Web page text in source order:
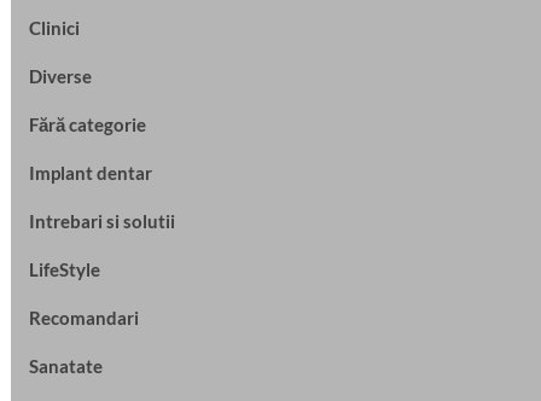
Clinici
Diverse
Fără categorie
Implant dentar
Intrebari si solutii
LifeStyle
Recomandari
Sanatate